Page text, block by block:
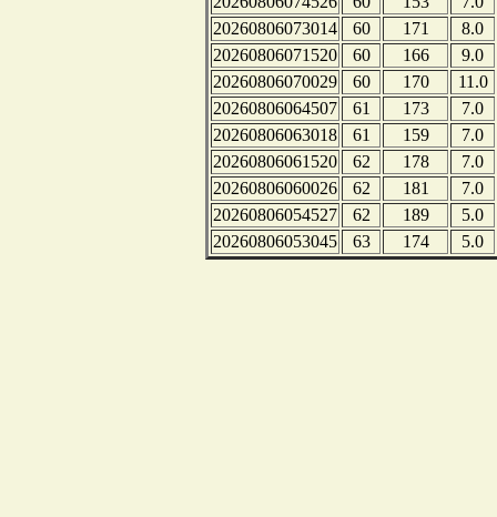
20260806073014
60 171
8.0
20260806071520
60 166
9.0
20260806070029
60 170
11.0
20260806064507
61 173
7.0
20260806063018
61 159
7.0
20260806061520
62 178
7.0
20260806060026
62 181
7.0
20260806054527
62 189
5.0
20260806053045
63 174 5.0